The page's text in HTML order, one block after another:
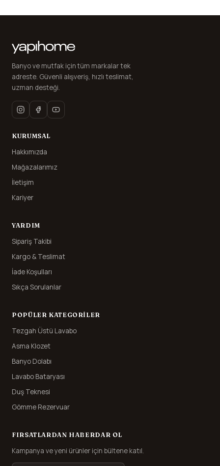
Banyo ve mutfak için tüm markalar tek
adreste. Güvenli alışveriş, hızlı teslimat,
uzman desteği.
KURUMSAL
Hakkımızda
Mağazalarımız
İletişim
Kariyer
YARDIM
Sipariş Takibi
Kargo & Teslimat
İade Koşulları
Sıkça Sorulanlar
POPÜLER KATEGORILER
Tezgah Üstü Lavabo
Asma Klozet
Banyo Dolabı
Lavabo Bataryası
Duş Teknesi
Gömme Rezervuar
FIRSATLARDAN HABERDAR OL
Kampanya ve yeni ürünler için bültene katıl.